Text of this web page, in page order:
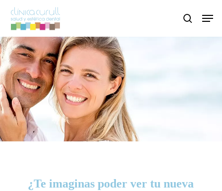
content
search
Menu
¿Te imaginas poder ver tu nueva